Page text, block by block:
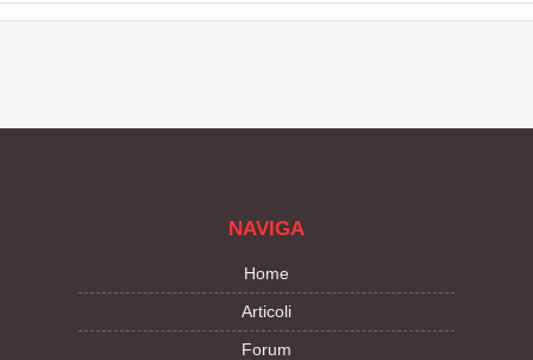
NAVIGA
Home
Articoli
Forum